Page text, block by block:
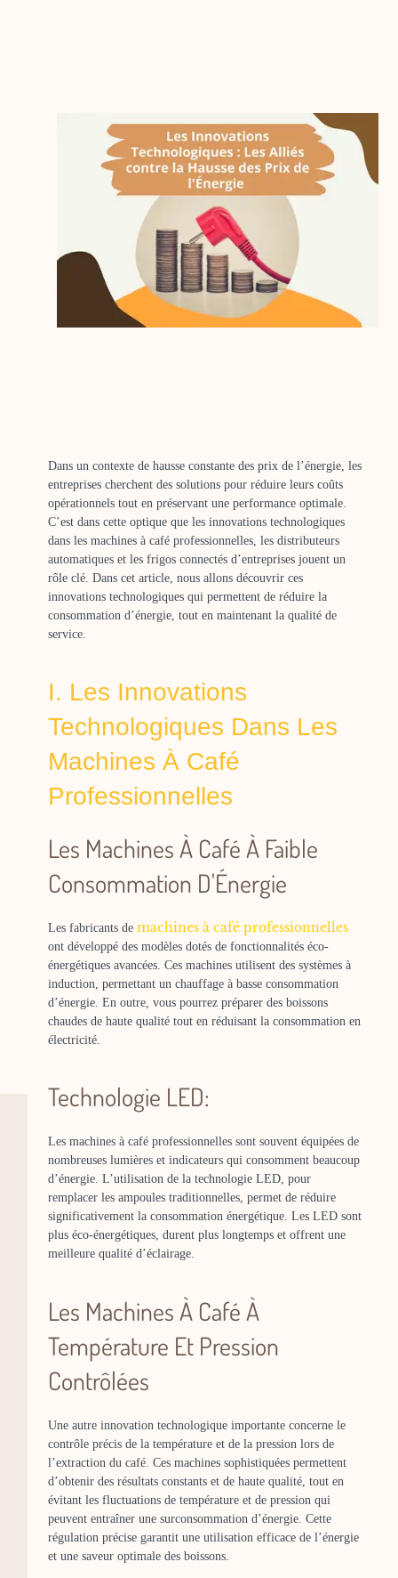
Dans un contexte de hausse constante des prix de l’énergie, les
entreprises cherchent des solutions pour réduire leurs coûts
opérationnels tout en préservant une performance optimale.
C’est dans cette optique que les innovations technologiques
dans les machines à café professionnelles, les distributeurs
automatiques et les frigos connectés d’entreprises jouent un
rôle clé. Dans cet article, nous allons découvrir ces
innovations technologiques qui permettent de réduire la
consommation d’énergie, tout en maintenant la qualité de
service.
I. Les Innovations
Technologiques Dans Les
Machines À Café
Professionnelles
Les Machines À Café À Faible
Consommation D'Énergie
Les fabricants de machines à café professionnelles
ont développé des modèles dotés de fonctionnalités éco-
énergétiques avancées. Ces machines utilisent des systèmes à
induction, permettant un chauffage à basse consommation
d’énergie. En outre, vous pourrez préparer des boissons
chaudes de haute qualité tout en réduisant la consommation en
électricité.
Technologie LED:
Les machines à café professionnelles sont souvent équipées de
nombreuses lumières et indicateurs qui consomment beaucoup
d’énergie. L’utilisation de la technologie LED, pour
remplacer les ampoules traditionnelles, permet de réduire
significativement la consommation énergétique. Les LED sont
plus éco-énergétiques, durent plus longtemps et offrent une
meilleure qualité d’éclairage.
Les Machines À Café À
Température Et Pression
Contrôlées
Une autre innovation technologique importante concerne le
contrôle précis de la température et de la pression lors de
l’extraction du café. Ces machines sophistiquées permettent
d’obtenir des résultats constants et de haute qualité, tout en
évitant les fluctuations de température et de pression qui
peuvent entraîner une surconsommation d’énergie. Cette
régulation précise garantit une utilisation efficace de l’énergie
et une saveur optimale des boissons.